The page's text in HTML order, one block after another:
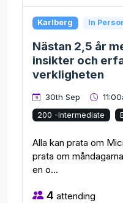
Karlberg In
Nästan 2,5 år
insikter och
verkligheten
30th Sep
200 -Intermediate
Alla kan prata om
prata om
en o...
4 attending